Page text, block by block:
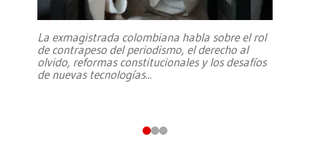
La exmagistrada colombiana habla sobre el rol
de contrapeso del periodismo, el derecho al
olvido, reformas constitucionales y los desafíos
de nuevas tecnologías...